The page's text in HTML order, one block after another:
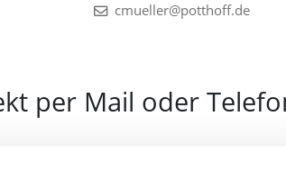
cmueller@potthoff.de
per Mail oder